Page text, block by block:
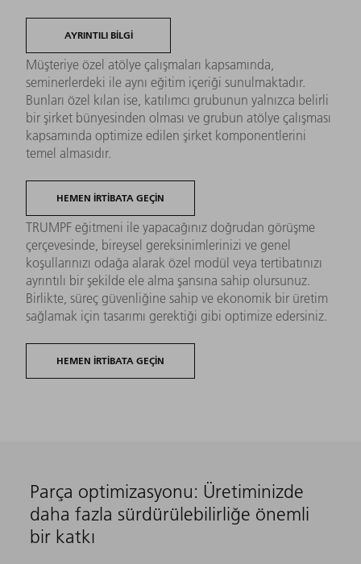
AYRINTILI BILGI
Müşteriye özel atölye çalışmaları kapsamında,
seminerlerdeki ile aynı eğitim içeriği sunulmaktadır.
Bunları özel kılan ise, katılımcı grubunun yalnızca belirli
bir şirket bünyesinden olması ve grubun atölye çalışması
kapsamında optimize edilen şirket komponentlerini
temel almasıdır.
HEMEN IRTIBATA GEÇIN
TRUMPF eğitmeni ile yapacağınız doğrudan görüşme
çerçevesinde, bireysel gereksinimlerinizi ve genel
koşullarınızı odağa alarak özel modül veya tertibatınızı
ayrıntılı bir şekilde ele alma şansına sahip olursunuz.
Birlikte, süreç güvenliğine sahip ve ekonomik bir üretim
sağlamak için tasarımı gerektiği gibi optimize edersiniz.
HEMEN IRTIBATA GEÇIN
Parça optimizasyonu: Üretiminizde
daha fazla sürdürülebilirliğe önemli
bir katkı